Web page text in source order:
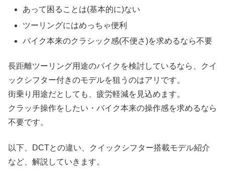
あって困ることは(基本的に)ない
ツーリングにはめっちゃ便利
バイク本来のクラシック感(不便さ)を求めるなら不要
長距離ツーリング用途のバイクを検討しているなら、クイ
ックシフター付きのモデルを狙うのはアリです。
街乗り用途だとしても、疲労軽減を見込めます。
クラッチ操作をしたい・バイク本来の操作感を求めるなら
不要です。
以下、DCTとの違い、クイックシフター搭載モデル紹介
など、解説していきます。